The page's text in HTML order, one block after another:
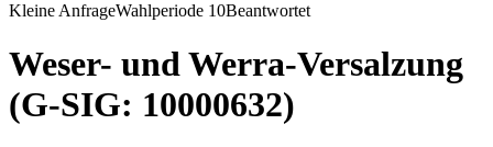
Kleine AnfrageWahlperiode 10Beantwortet
Weser- und Werra-Versalzung
(G-SIG: 10000632)